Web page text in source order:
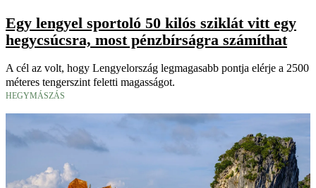
Egy lengyel sportoló 50 kilós sziklát vitt egy
hegycsúcsra, most pénzbírságra számíthat
A cél az volt, hogy Lengyelország legmagasabb pontja elérje a 2500
méteres tengerszint feletti magasságot.
HEGYMÁSZÁS